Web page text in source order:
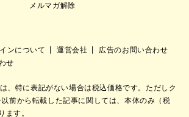
メルマガ解除
ンについて 運営会社
広告のお問い合わせ
せ
、特に表記がない場合は税込価格です。ただしク
前から転載した記事に関しては、本体のみ（税
ます。